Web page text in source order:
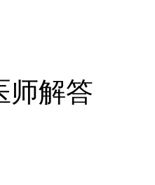
师解答